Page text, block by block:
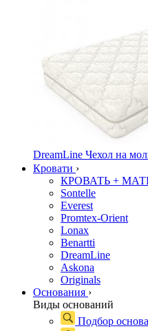
DreamLine Чехол на
Кровати ›
КРОВАТЬ +
Sontelle
Everest
Promtex-Orient
Lonax
Benartti
DreamLine
Askona
Originals
Основания ›
Виды оснований
Подбор